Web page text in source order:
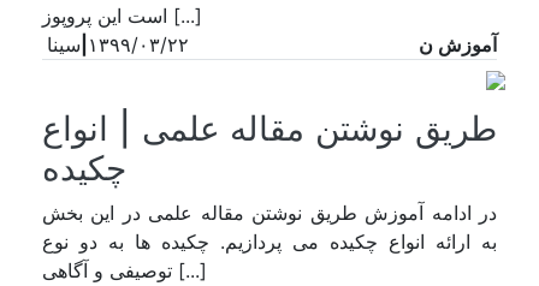
است این پروپوز [...]
۱۳۹۹/۰۳/۲۲ سینا آموزش ن
طریق نوشتن مقاله علمی | انواع
چکیده
در ادامه آموزش طریق نوشتن مقاله علمی در این بخش
به ارائه انواع چکیده می پردازیم. چکیده ها به دو نوع
توصیفی و آگاهی [...]